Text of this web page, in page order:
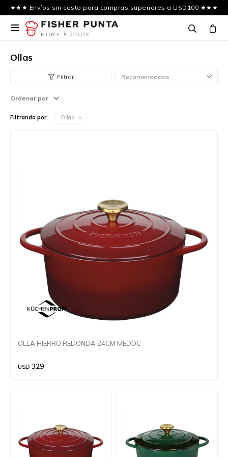
★★★ Envíos sin costo para compras superiores a USD100 ★★★

Ollas
Recomendados
Ordenar por
Filtrando por: Ollas
OLLA HIERRO REDONDA 24CM MEDOC
USD 329